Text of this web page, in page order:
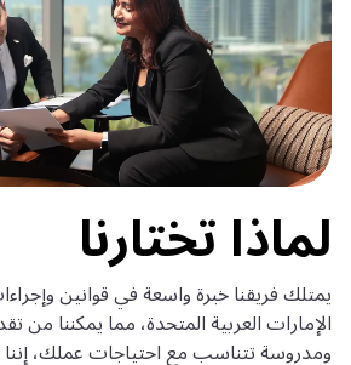
لماذا تختارنا
يمتلك فريقنا خبرة واسعة في قوانين
الإمارات العربية المتحدة، مما يمكننا من
ومدروسة تتناسب مع احتياجات عملك،